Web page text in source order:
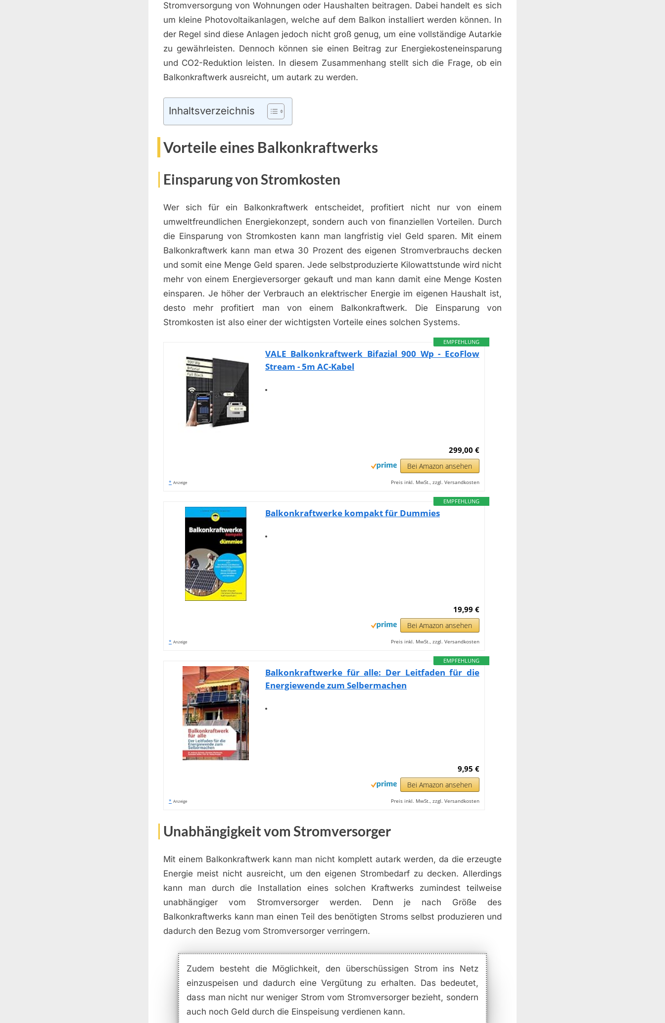
Stromversorgung von Wohnungen oder Haushalten beitragen. Dabei handelt es sich
um kleine Photovoltaikanlagen, welche auf dem Balkon installiert werden können. In
der Regel sind diese Anlagen jedoch nicht groß genug, um eine vollständige Autarkie
zu gewährleisten. Dennoch können sie einen Beitrag zur Energiekosteneinsparung
und CO2-Reduktion leisten. In diesem Zusammenhang stellt sich die Frage, ob ein
Balkonkraftwerk ausreicht, um autark zu werden.
Inhaltsverzeichnis
Vorteile eines Balkonkraftwerks
Einsparung von Stromkosten
Wer sich für ein Balkonkraftwerk entscheidet, profitiert nicht nur von einem
umweltfreundlichen Energiekonzept, sondern auch von finanziellen Vorteilen. Durch
die Einsparung von Stromkosten kann man langfristig viel Geld sparen. Mit einem
Balkonkraftwerk kann man etwa 30 Prozent des eigenen Stromverbrauchs decken
und somit eine Menge Geld sparen. Jede selbstproduzierte Kilowattstunde wird nicht
mehr von einem Energieversorger gekauft und man kann damit eine Menge Kosten
einsparen. Je höher der Verbrauch an elektrischer Energie im eigenen Haushalt ist,
desto mehr profitiert man von einem Balkonkraftwerk. Die Einsparung von
Stromkosten ist also einer der wichtigsten Vorteile eines solchen Systems.
EMPFEHLUNG
VALE Balkonkraftwerk Bifazial 900 Wp - EcoFlow
Stream - 5m AC-Kabel
299,00 €
Bei Amazon ansehen
* Anzeige Preis inkl. MwSt., zzgl. Versandkosten
EMPFEHLUNG
Balkonkraftwerke kompakt für Dummies
19,99 €
Bei Amazon ansehen
* Anzeige Preis inkl. MwSt., zzgl. Versandkosten
EMPFEHLUNG
Balkonkraftwerke für alle: Der Leitfaden für die
Energiewende zum Selbermachen
9,95 €
Bei Amazon ansehen
* Anzeige Preis inkl. MwSt., zzgl. Versandkosten
Unabhängigkeit vom Stromversorger
Mit einem Balkonkraftwerk kann man nicht komplett autark werden, da die erzeugte
Energie meist nicht ausreicht, um den eigenen Strombedarf zu decken. Allerdings
kann man durch die Installation eines solchen Kraftwerks zumindest teilweise
unabhängiger vom Stromversorger werden. Denn je nach Größe des
Balkonkraftwerks kann man einen Teil des benötigten Stroms selbst produzieren und
dadurch den Bezug vom Stromversorger verringern.
Zudem besteht die Möglichkeit, den überschüssigen Strom ins Netz
einzuspeisen und dadurch eine Vergütung zu erhalten. Das bedeutet,
dass man nicht nur weniger Strom vom Stromversorger bezieht, sondern
auch noch Geld durch die Einspeisung verdienen kann.